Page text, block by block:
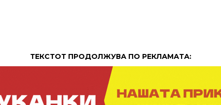
ТЕКСТОТ ПРОДОЛЖУВА ПО РЕКЛАМАТА: